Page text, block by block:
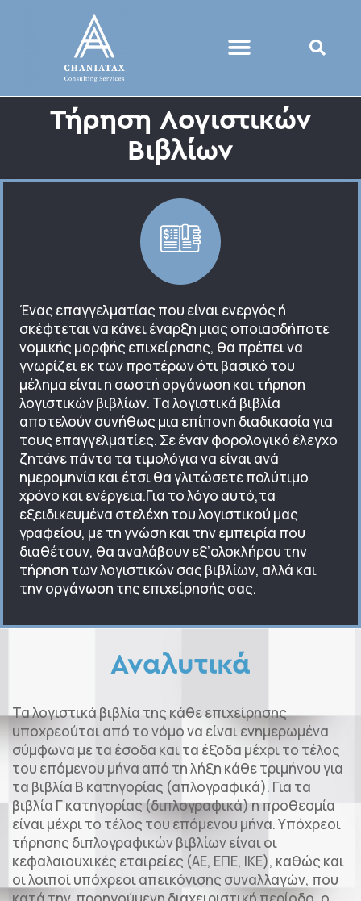
Τήρηση Λογιστικών
Βιβλίων
Ένας επαγγελματίας που είναι ενεργός ή
σκέφτεται να κάνει έναρξη μιας οποιασδήποτε
νομικής μορφής επιχείρησης, θα πρέπει να
γνωρίζει εκ των προτέρων ότι βασικό του
μέλημα είναι η σωστή οργάνωση και τήρηση
λογιστικών βιβλίων. Τα λογιστικά βιβλία
αποτελούν συνήθως μια επίπονη διαδικασία για
τους επαγγελματίες. Σε έναν φορολογικό έλεγχο
ζητάνε πάντα τα τιμολόγια να είναι ανά
ημερομηνία και έτσι θα γλιτώσετε πολύτιμο
χρόνο και ενέργεια.Για το λόγο αυτό,τα
εξειδικευμένα στελέχη του λογιστικού μας
γραφείου, με τη γνώση και την εμπειρία που
διαθέτουν, θα αναλάβουν εξ’ολοκλήρου την
τήρηση των λογιστικών σας βιβλίων, αλλά και
την οργάνωση της επιχείρησής σας.
Αναλυτικά
Τα λογιστικά βιβλία της κάθε επιχείρησης
υποχρεούται από το νόμο να είναι ενημερωμένα
σύμφωνα με τα έσοδα και τα έξοδα μέχρι το τέλος
του επόμενου μήνα από τη λήξη κάθε τριμήνου για
τα βιβλία Β κατηγορίας (απλογραφικά). Για τα
βιβλία Γ κατηγορίας (διπλογραφικά) η προθεσμία
είναι μέχρι το τέλος του επόμενου μήνα. Υπόχρεοι
τήρησης διπλογραφικών βιβλίων είναι οι
κεφαλαιουχικές εταιρείες (ΑΕ, ΕΠΕ, ΙΚΕ), καθώς και
οι λοιποί υπόχρεοι απεικόνισης συναλλαγών, που